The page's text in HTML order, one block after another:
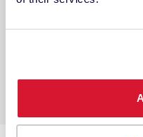
Integrándose
necesidades de la
producción.